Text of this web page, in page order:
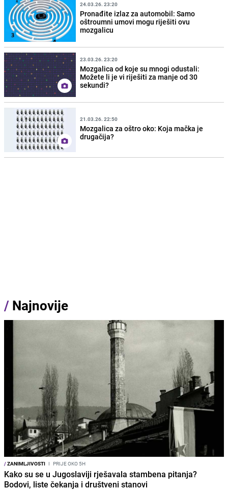
24.03.26. 23:20
Pronađite izlaz za automobil: Samo
oštroumni umovi mogu riješiti ovu
mozgalicu
23.03.26. 23:20
Mozgalica od koje su mnogi odustali:
Možete li je vi riješiti za manje od 30
sekundi?
21.03.26. 22:50
Mozgalica za oštro oko: Koja mačka je
drugačija?
/ Najnovije
/ZANIMLJIVOSTI I PRIJE OKO 5H
Kako su se u Jugoslaviji rješavala stambena pitanja?
Bodovi, liste čekanja i društveni stanovi